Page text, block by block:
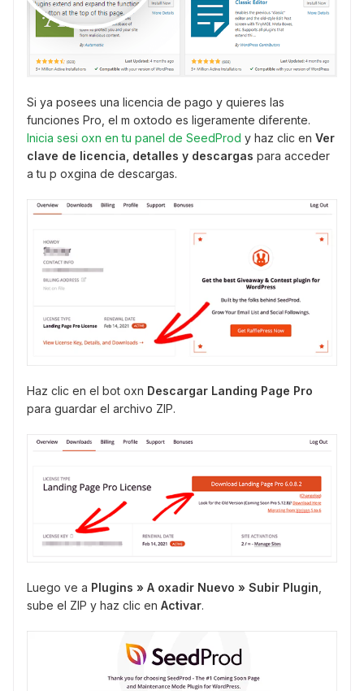
Si ya posees una licencia de pago y quieres las
funciones Pro, el m oxtodo es ligeramente diferente.
Inicia sesi oxn en tu panel de SeedProd y haz clic en Ver
clave de licencia, detalles y descargas para acceder
a tu p oxgina de descargas.
Haz clic en el bot oxn Descargar Landing Page Pro
para guardar el archivo ZIP.
Luego ve a Plugins » A oxadir Nuevo » Subir Plugin
sube el ZIP y haz clic en Activar.